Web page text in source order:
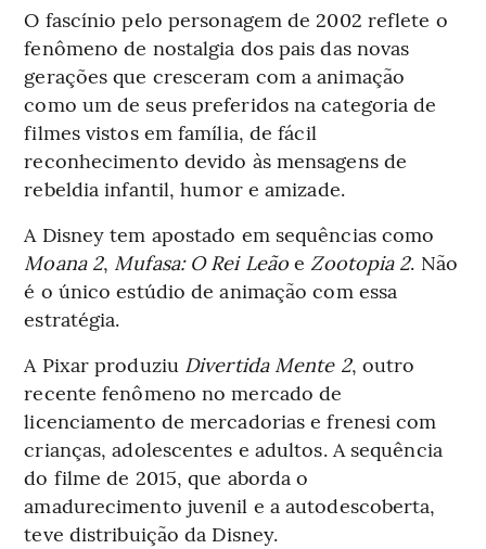
O fascínio pelo personagem de 2002 reflete o
fenômeno de nostalgia dos pais das novas
gerações que cresceram com a animação
como um de seus preferidos na categoria de
filmes vistos em família, de fácil
reconhecimento devido às mensagens de
rebeldia infantil, humor e amizade.
A Disney tem apostado em sequências como
Moana 2, Mufasa: O Rei Leãoe Zootopia 2. Não
é o único estúdio de animação com essa
estratégia.
A Pixar produziu Divertida Mente 2, outro
recente fenômeno no mercado de
licenciamento de mercadorias e frenesi com
crianças, adolescentes e adultos. A sequência
do filme de 2015, que aborda o
amadurecimento juvenil e a autodescoberta,
teve distribuição da Disney.